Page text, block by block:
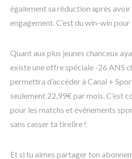
également sa réduction après
engagement. C’est du win-win
Quant aux plus jeunes chanceux
existe une offre spéciale -26 ANS
permettra d’accéder à Canal +
seulement 22,99€ par mois. C’est
pour les matchs et événements
sans casser ta tirelire !
Et si tu aimes partager ton